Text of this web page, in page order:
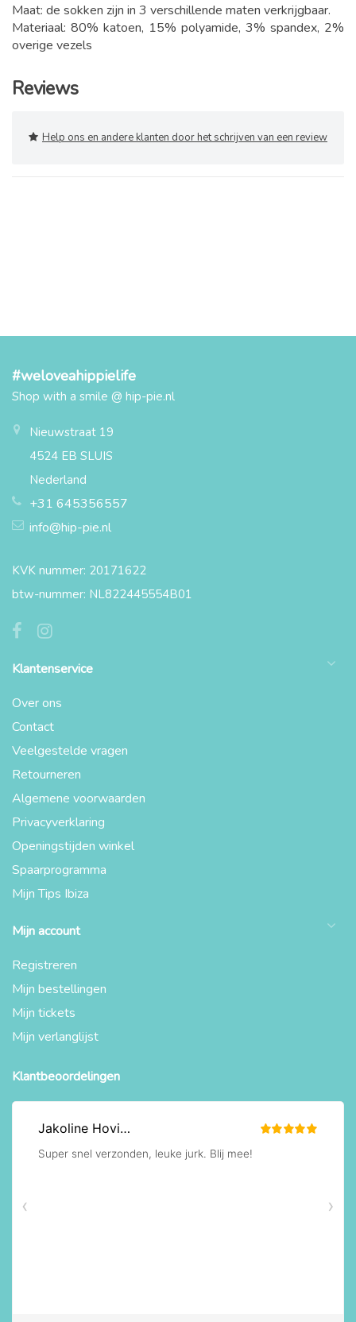
Maat: de sokken zijn in 3 verschillende maten verkrijgbaar.
Materiaal: 80% katoen, 15% polyamide, 3% spandex, 2%
overige vezels
Reviews
Help ons en andere klanten door het schrijven van een review
#weloveahippielife
Shop with a smile @ hip-pie.nl
Nieuwstraat 19
4524 EB SLUIS
Nederland
+31 645356557
info@hip-pie.nl
KVK nummer: 20171622
btw-nummer: NL822445554B01
Klantenservice
Over ons
Contact
Veelgestelde vragen
Retourneren
Algemene voorwaarden
Privacyverklaring
Openingstijden winkel
Spaarprogramma
Mijn Tips Ibiza
Mijn account
Registreren
Mijn bestellingen
Mijn tickets
Mijn verlanglijst
Klantbeoordelingen